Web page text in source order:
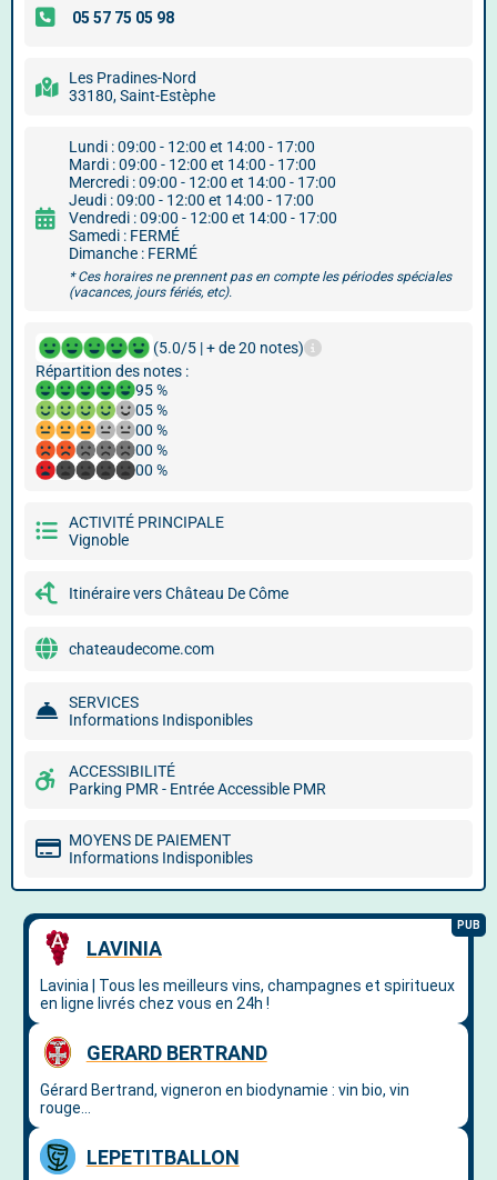
Les Pradines-Nord
33180, Saint-Estèphe
Lundi : 09:00 - 12:00 et 14:00 - 17:00
Mardi : 09:00 - 12:00 et 14:00 - 17:00
Mercredi : 09:00 - 12:00 et 14:00 - 17:00
Jeudi : 09:00 - 12:00 et 14:00 - 17:00
Vendredi : 09:00 - 12:00 et 14:00 - 17:00
Samedi : FERMÉ
Dimanche : FERMÉ
* Ces horaires ne prennent pas en compte les périodes spéciales
(vacances, jours fériés, etc).
(5.0/5 | + de 20 notes)
Répartition des notes :
95 %
05 %
00 %
00 %
00 %
ACTIVITÉ PRINCIPALE
Vignoble
Itinéraire vers Château De Côme
chateaudecome.com
SERVICES
Informations Indisponibles
ACCESSIBILITÉ
Parking PMR - Entrée Accessible PMR
MOYENS DE PAIEMENT
Informations Indisponibles